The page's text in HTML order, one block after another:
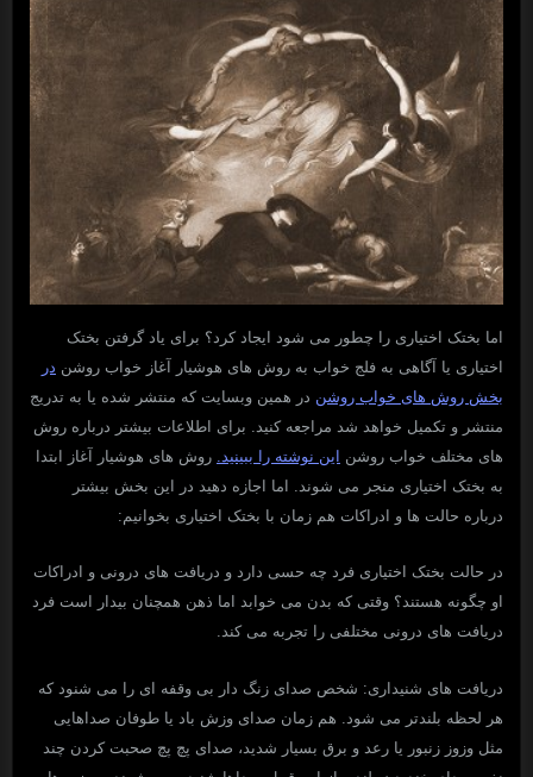
اما بختک اختیاری را چطور می شود ایجاد کرد؟ برای یاد گرفتن بختک
اختیاری یا آگاهی به فلج خواب به روش های هوشیار آغاز خواب روشن در
بخش روش های خواب روشن در همین وبسایت که منتشر شده یا به تدریج
منتشر و تکمیل خواهد شد مراجعه کنید. برای اطلاعات بیشتر درباره روش
های مختلف خواب روشن این نوشته را ببینید.
روش های هوشیار آغاز ابتدا
به بختک اختیاری منجر می شوند. اما اجازه دهید در این بخش بیشتر
درباره حالت ها و ادراکات هم زمان با بختک اختیاری بخوانیم:
در حالت بختک اختیاری فرد چه حسی دارد و دریافت های درونی و ادراکات
او چگونه هستند؟ وقتی که بدن می خوابد اما ذهن همچنان بیدار است فرد
دریافت های درونی مختلفی را تجربه می کند.
دریافت های شنیداری: شخص صدای زنگ دار بی وقفه ای را می شنود که
هر لحظه بلندتر می شود. هم زمان صدای وزش باد یا طوفان صداهایی
مثل وزوز زنبور یا رعد و برق بسیار شدید، صدای پچ پچ صحبت کردن چند